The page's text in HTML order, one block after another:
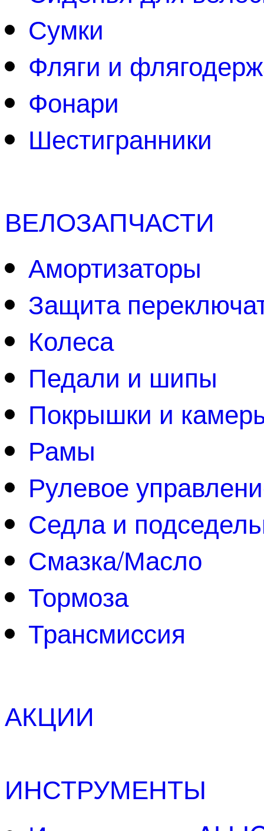
Сумки
Фляги и
Фонари
Шестигранники
ВЕЛОЗАПЧАСТИ
Амортизаторы
Защита
Колеса
Педали и шипы
Покрышки и
Рамы
Рулевое
Седла и
Смазка/Масло
Тормоза
Трансмиcсия
АКЦИИ
ИНСТРУМЕНТЫ